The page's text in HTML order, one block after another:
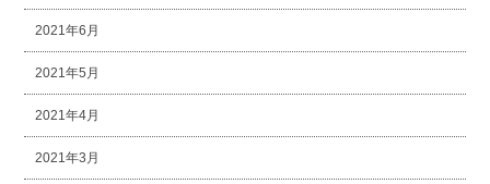
2021年6月
2021年5月
2021年4月
2021年3月